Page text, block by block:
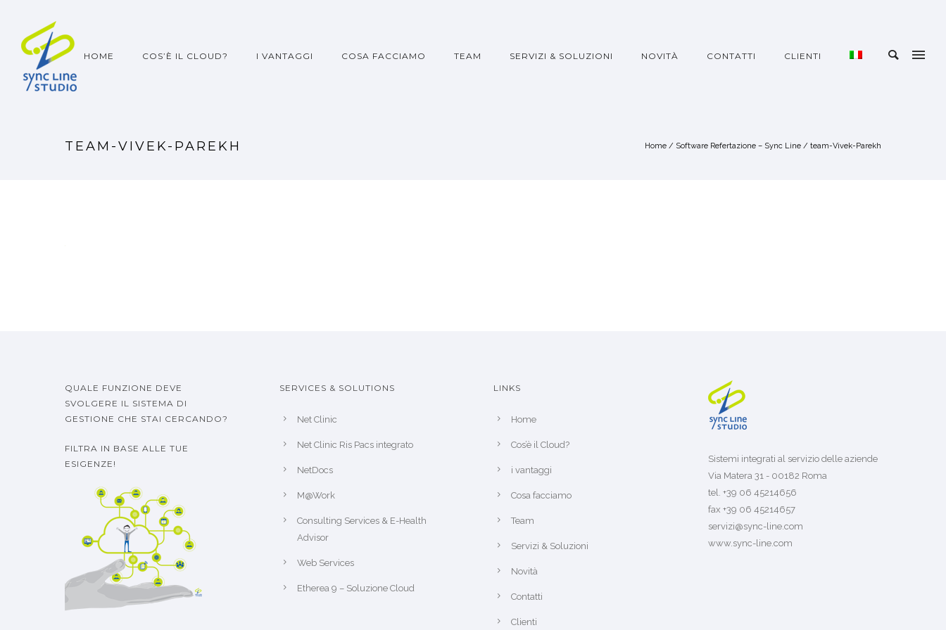
HOME COS’È IL CLOUD? I VANTAGGI COSA FACCIAMO TEAM SERVIZI & SOLUZIONI NOVITÀ CONTATTI CLIENTI
TEAM-VIVEK-PAREKH Home / Software Refertazione – Sync Line / team-Vivek-Parekh
QUALE FUNZIONE DEVE
SVOLGERE IL SISTEMA DI
GESTIONE CHE STAI CERCANDO?
FILTRA IN BASE ALLE TUE
ESIGENZE!
SERVICES & SOLUTIONS
Net Clinic
Net Clinic Ris Pacs integrato
NetDocs
M@Work
Consulting Services & E-Health
Advisor
Web Services
Etherea 9 – Soluzione Cloud
LINKS
Home
Cos’è il Cloud?
i vantaggi
Cosa facciamo
Team
Servizi & Soluzioni
Novità
Contatti
Clienti
Sistemi integrati al servizio delle aziende
Via Matera 31 - 00182 Roma
tel. +39 06 45214656
fax +39 06 45214657
servizi@sync-line.com
www.sync-line.com